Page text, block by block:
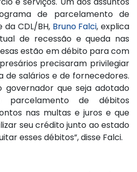
de parcelamento de
CDL/BH, Bruno Falci, explica
de recessão e queda nas
estão em débito para com
precisaram privilegiar
de salários e de fornecedores.
governador que seja adotado
de débitos
nas multas e juros e que
seu crédito junto ao estado
esses débitos”, disse Falci.